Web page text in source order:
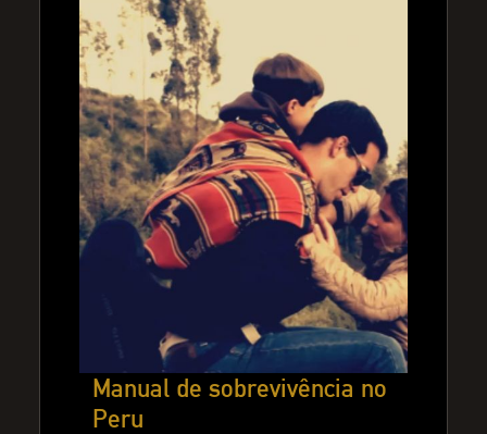
Manual de sobrevivência no
Peru